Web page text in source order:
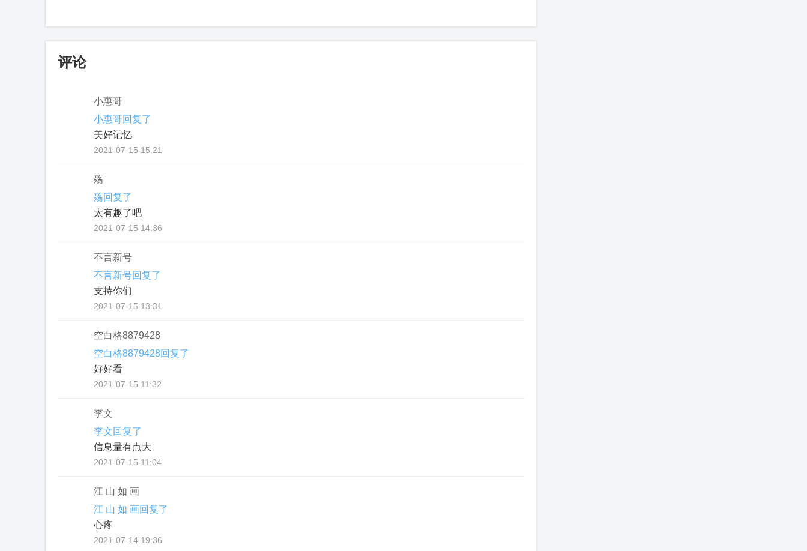
评论
小惠哥
小惠哥回复了
美好记忆
2021-07-15 15:21
殇
殇回复了
太有趣了吧
2021-07-15 14:36
不言新号
不言新号回复了
支持你们
2021-07-15 13:31
空白格8879428
空白格8879428回复了
好好看
2021-07-15 11:32
李文
李文回复了
信息量有点大
2021-07-15 11:04
江 山 如 画
江 山 如 画回复了
心疼
2021-07-14 19:36